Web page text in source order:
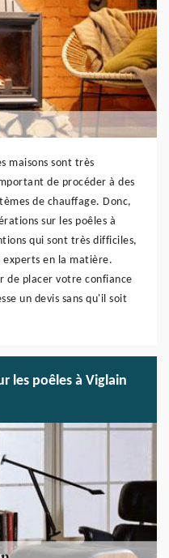
maisons sont très
de procéder à des
de chauffage. Donc,
sur les poêles à
qui sont très difficiles,
experts en la matière.
de placer votre confiance
un devis sans qu'il soit
les poêles à Viglain